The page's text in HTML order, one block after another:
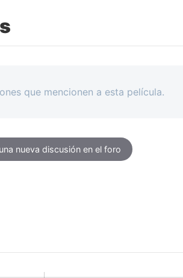
que mencionen a esta película.
nueva discusión en el foro